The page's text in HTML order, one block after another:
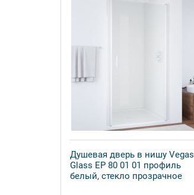
Душевая дверь в нишу Vegas
Glass EP 80 01 01 профиль
белый, стекло прозрачное